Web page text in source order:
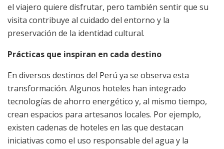
el viajero quiere disfrutar, pero también sentir que su
visita contribuye al cuidado del entorno y la
preservación de la identidad cultural.
Prácticas que inspiran en cada destino
En diversos destinos del Perú ya se observa esta
transformación. Algunos hoteles han integrado
tecnologías de ahorro energético y, al mismo tiempo,
crean espacios para artesanos locales. Por ejemplo,
existen cadenas de hoteles en las que destacan
iniciativas como el uso responsable del agua y la